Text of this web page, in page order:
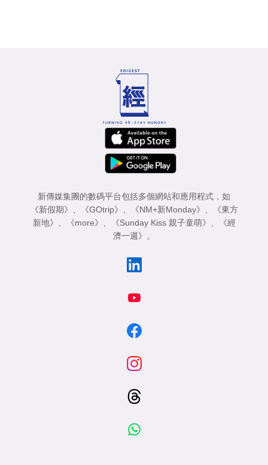
新傳媒集團的數碼平台包括多個網站和應用程式，如
《新假期》
《GOtrip》 《NM+新Monday》
《東方
新地》
《more》 《Sunday Kiss 親子童萌》
《經
濟一週》
。